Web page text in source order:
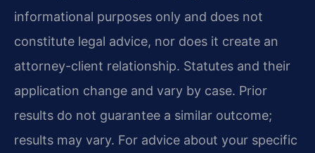
informational purposes only and does not
constitute legal advice, nor does it create an
attorney-client relationship. Statutes and their
application change and vary by case. Prior
results do not guarantee a similar outcome;
results may vary. For advice about your specific